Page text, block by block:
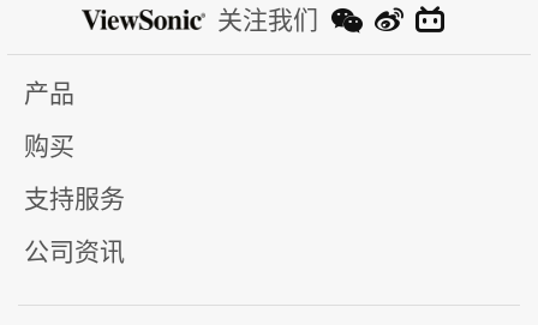
关注我们
产品
购买
支持服务
公司资讯